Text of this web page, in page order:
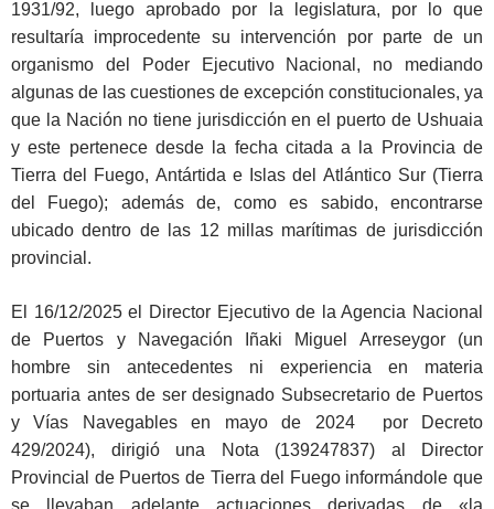
1931/92, luego aprobado por la legislatura, por lo que
resultaría improcedente su intervención por parte de un
organismo del Poder Ejecutivo Nacional, no mediando
algunas de las cuestiones de excepción constitucionales, ya
que la Nación no tiene jurisdicción en el puerto de Ushuaia
y este pertenece desde la fecha citada a la Provincia de
Tierra del Fuego, Antártida e Islas del Atlántico Sur (Tierra
del Fuego); además de, como es sabido, encontrarse
ubicado dentro de las 12 millas marítimas de jurisdicción
provincial.
El 16/12/2025 el Director Ejecutivo de la Agencia Nacional
de Puertos y Navegación Iñaki Miguel Arreseygor (un
hombre sin antecedentes ni experiencia en materia
portuaria antes de ser designado Subsecretario de Puertos
y Vías Navegables en mayo de 2024 por Decreto
429/2024), dirigió una Nota (139247837) al Director
Provincial de Puertos de Tierra del Fuego informándole que